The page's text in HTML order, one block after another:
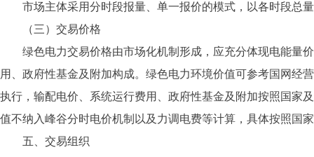
市场主体采用分时段报量、单一报价的模式，以各时段总量
（三）交易价格
绿色电力交易价格由市场化机制形成，应充分体现电能量价
用、政府性基金及附加构成。绿色电力环境价值可参考国网经
执行，输配电价、系统运行费用、政府性基金及附加按照国家
值不纳入峰谷分时电价机制以及力调电费等计算，具体按照国
五、交易组织